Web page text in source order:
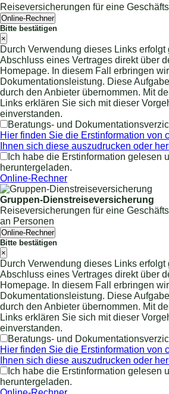
Reiseversicherungen für eine
Online-Rechner
Bitte bestätigen
×
Durch Verwendung dieses Links
Abschluss eines Vertrages direkt über
Homepage. In diesem Fall erbringen
Dokumentationsleistung. Diese
durch den Anbieter übernommen. Mit
Links erklären Sie sich mit dieser
einverstanden.
Beratungs- und
Hier finden Sie die Erstinformation von
Ihnen sich diese auszudrucken oder
Ich habe die Erstinformation gelesen
heruntergeladen.
Online-Rechner
Gruppen-Dienstreiseversicherung
Reiseversicherungen für eine
an Personen
Online-Rechner
Bitte bestätigen
×
Durch Verwendung dieses Links
Abschluss eines Vertrages direkt über
Homepage. In diesem Fall erbringen
Dokumentationsleistung. Diese
durch den Anbieter übernommen. Mit
Links erklären Sie sich mit dieser
einverstanden.
Beratungs- und
Hier finden Sie die Erstinformation von
Ihnen sich diese auszudrucken oder
Ich habe die Erstinformation gelesen
heruntergeladen.